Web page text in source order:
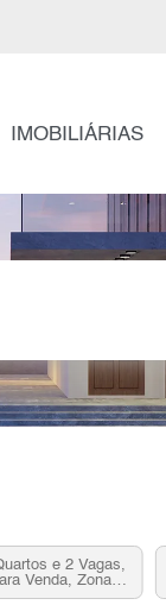
IMOBILIÁRIAS
e 2 Vagas,
Venda, Zona
SP